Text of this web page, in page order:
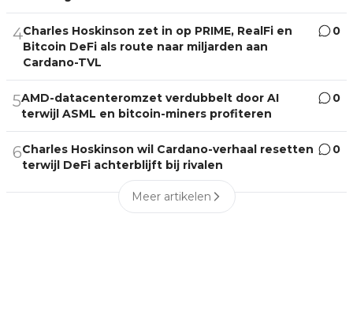
4Charles Hoskinson zet in op PRIME, RealFi en
Bitcoin DeFi als route naar miljarden aan
Cardano-TVL
0
5AMD-datacenteromzet verdubbelt door AI
terwijl ASML en bitcoin-miners profiteren
0
6Charles Hoskinson wil Cardano-verhaal resetten
terwijl DeFi achterblijft bij rivalen
0
Meer artikelen